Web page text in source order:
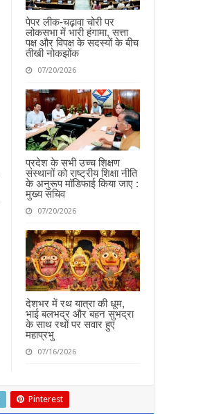
पेपर लीक-चढ़ावा चोरी पर
लोकसभा में भारी हंगामा, सत्ता
पक्ष और विपक्ष के सदस्यों के बीच
तीखी नोकझोंक
07/20/2026
प्रदेश के सभी उच्च शिक्षण
संस्थानों को राष्ट्रीय शिक्षा नीति
के अनुरूप मॉडिफाई किया जाए :
मुख्य सचिव
07/20/2026
देशभर में रथ यात्रा की धूम,
भाई बलभद्र और बहन सुभद्रा
के साथ रथों पर सवार हुए
महाप्रभु
07/16/2026
Pinterest